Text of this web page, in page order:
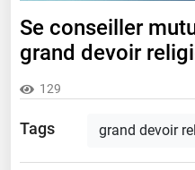
Se conseiller
grand devoir
129
Tags grand devoir